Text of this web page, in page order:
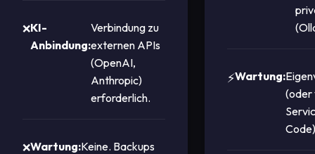
KI-
Anbindung:
Verbindung zu
externen APIs
(OpenAI,
Anthropic)
erforderlich.
Wartung:Keine. Backups
Wartung:
(oder